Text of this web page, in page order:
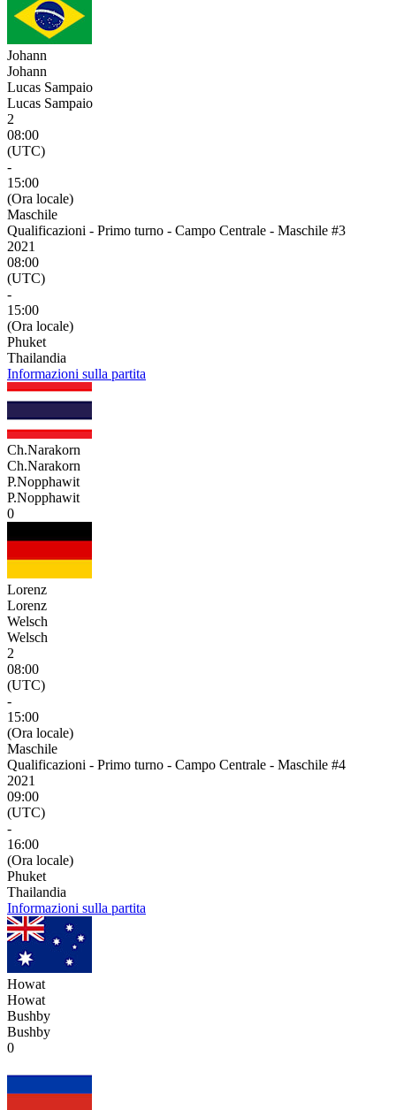
Johann
Johann
Lucas Sampaio
Lucas Sampaio
2
08:00
(UTC)
-
15:00
(Ora locale)
Maschile
Qualificazioni - Primo turno - Campo Centrale - Maschile #3
2021
08:00
(UTC)
-
15:00
(Ora locale)
Phuket
Thailandia
Informazioni sulla partita
Ch.Narakorn
Ch.Narakorn
P.Nopphawit
P.Nopphawit
0
Lorenz
Lorenz
Welsch
Welsch
2
08:00
(UTC)
-
15:00
(Ora locale)
Maschile
Qualificazioni - Primo turno - Campo Centrale - Maschile #4
2021
09:00
(UTC)
-
16:00
(Ora locale)
Phuket
Thailandia
Informazioni sulla partita
Howat
Howat
Bushby
Bushby
0